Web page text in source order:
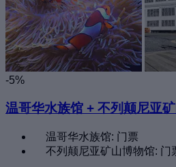
-5%
温哥华水族馆 + 不列颠尼亚
温哥华水族馆: 门票
不列颠尼亚矿山博物馆: 门